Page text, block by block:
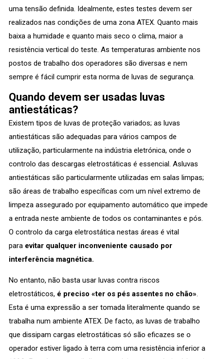
uma tensão definida. Idealmente, estes testes devem ser
realizados nas condições de uma zona ATEX. Quanto mais
baixa a humidade e quanto mais seco o clima, maior a
resistência vertical do teste. As temperaturas ambiente nos
postos de trabalho dos operadores são diversas e nem
sempre é fácil cumprir esta norma de luvas de segurança.
Quando devem ser usadas luvas
antiestáticas?
Existem tipos de luvas de proteção variados; as luvas
antiestáticas são adequadas para vários campos de
utilização, particularmente na indústria eletrónica, onde o
controlo das descargas eletrostáticas é essencial. Asluvas
antiestáticas são particularmente utilizadas em salas limpas;
são áreas de trabalho específicas com um nível extremo de
limpeza assegurado por equipamento automático que impede
a entrada neste ambiente de todos os contaminantes e pós.
O controlo da carga eletrostática nestas áreas é vital
para evitar qualquer inconveniente causado por
interferência magnética.
No entanto, não basta usar luvas contra riscos
eletrostáticos, é preciso «ter os pés assentes no chão»
Esta é uma expressão a ser tomada literalmente quando se
trabalha num ambiente ATEX. De facto, as luvas de trabalho
que dissipam cargas eletrostáticas só são eficazes se o
operador estiver ligado à terra com uma resistência inferior a